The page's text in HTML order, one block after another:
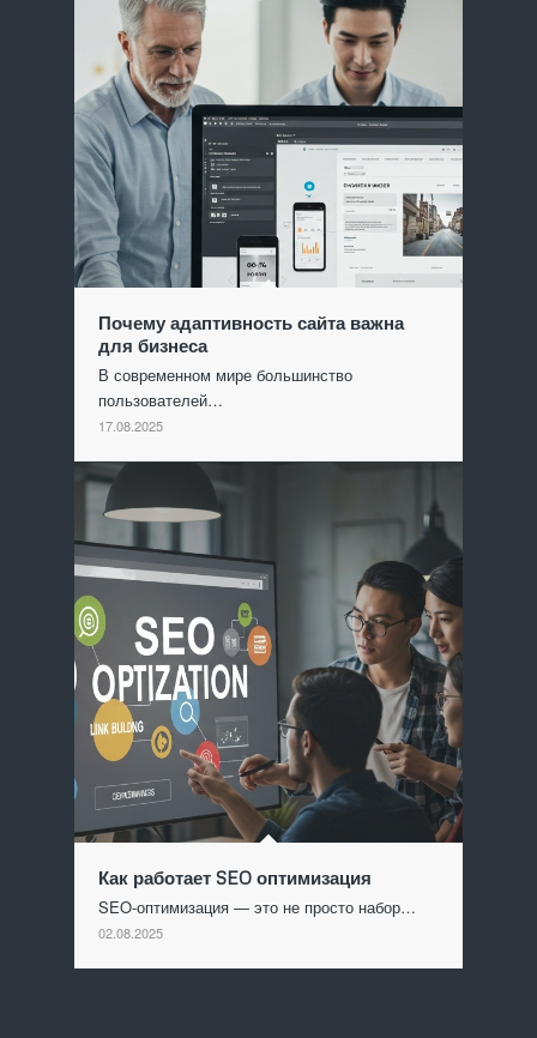
Почему адаптивность сайта важна
для бизнеса
В современном мире большинство
пользователей…
17.08.2025
Как работает SEO оптимизация
SEO-оптимизация — это не просто набор…
02.08.2025